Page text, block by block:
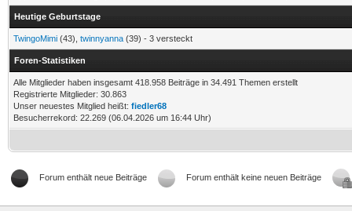
Heutige Geburtstage
TwingoMimi (43), twinnyanna (39) - 3 versteckt
Foren-Statistiken
Alle Mitglieder haben insgesamt 418.958 Beiträge in 34.491 Themen erstellt
Registrierte Mitglieder: 30.863
Unser neuestes Mitglied heißt: fiedler68
Besucherrekord: 22.269 (06.04.2026 um 16:44 Uhr)
Forum enthält neue Beiträge Forum enthält keine neuen Beiträge